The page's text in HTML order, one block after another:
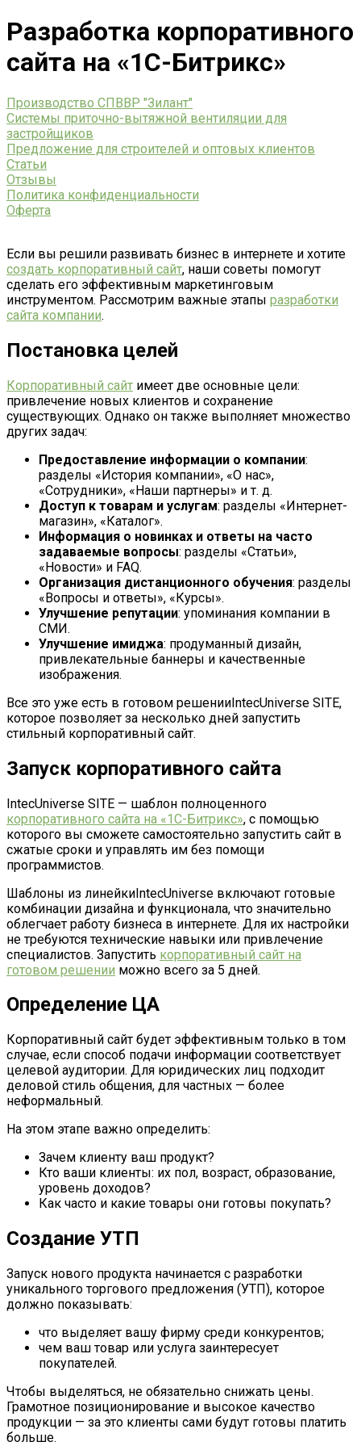
Разработка корпоративного
сайта на «1С-Битрикс»
Производство СПВВР "Зилант"
Системы приточно-вытяжной вентиляции для
застройщиков
Предложение для строителей и оптовых клиентов
Статьи
Отзывы
Политика конфиденциальности
Оферта
Если вы решили развивать бизнес в интернете и хотите
создать корпоративный сайт, наши советы помогут
сделать его эффективным маркетинговым
инструментом. Рассмотрим важные этапы разработки
сайта компании.
Постановка целей
Корпоративный сайт имеет две основные цели:
привлечение новых клиентов и сохранение
существующих. Однако он также выполняет множество
других задач:
Предоставление информации о компании:
разделы «История компании», «О нас»,
«Сотрудники», «Наши партнеры» и т. д.
Доступ к товарам и услугам: разделы «Интернет-
магазин», «Каталог».
Информация о новинках и ответы на часто
задаваемые вопросы: разделы «Статьи»,
«Новости» и FAQ.
Организация дистанционного обучения: разделы
«Вопросы и ответы», «Курсы».
Улучшение репутации: упоминания компании в
СМИ.
Улучшение имиджа: продуманный дизайн,
привлекательные баннеры и качественные
изображения.
Все это уже есть в готовом решенииIntecUniverse SITE,
которое позволяет за несколько дней запустить
стильный корпоративный сайт.
Запуск корпоративного сайта
IntecUniverse SITE — шаблон полноценного
корпоративного сайта на «1С-Битрикс», с помощью
которого вы сможете самостоятельно запустить сайт в
сжатые сроки и управлять им без помощи
программистов.
Шаблоны из линейкиIntecUniverse включают готовые
комбинации дизайна и функционала, что значительно
облегчает работу бизнеса в интернете. Для их настройки
не требуются технические навыки или привлечение
специалистов. Запустить корпоративный сайт на
готовом решении можно всего за 5 дней.
Определение ЦА
Корпоративный сайт будет эффективным только в том
случае, если способ подачи информации соответствует
целевой аудитории. Для юридических лиц подходит
деловой стиль общения, для частных — более
неформальный.
На этом этапе важно определить:
Зачем клиенту ваш продукт?
Кто ваши клиенты: их пол, возраст, образование,
уровень доходов?
Как часто и какие товары они готовы покупать?
Создание УТП
Запуск нового продукта начинается с разработки
уникального торгового предложения (УТП), которое
должно показывать:
что выделяет вашу фирму среди конкурентов;
чем ваш товар или услуга заинтересует
покупателей.
Чтобы выделяться, не обязательно снижать цены.
Грамотное позиционирование и высокое качество
продукции — за это клиенты сами будут готовы платить
больше.